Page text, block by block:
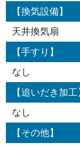
【換気設備】
天井換気扇
【手すり】
なし
【追いだき加工】
なし
【その他】